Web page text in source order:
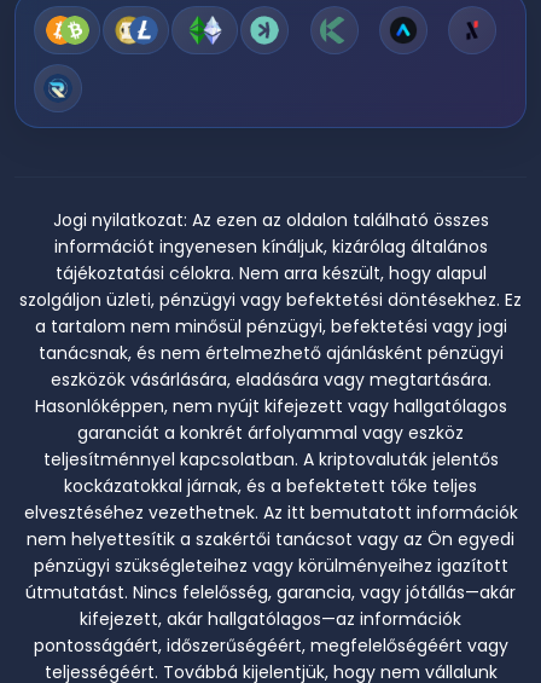
Jogi nyilatkozat: Az ezen az oldalon található összes
információt ingyenesen kínáljuk, kizárólag általános
tájékoztatási célokra. Nem arra készült, hogy alapul
szolgáljon üzleti, pénzügyi vagy befektetési döntésekhez. Ez
a tartalom nem minősül pénzügyi, befektetési vagy jogi
tanácsnak, és nem értelmezhető ajánlásként pénzügyi
eszközök vásárlására, eladására vagy megtartására.
Hasonlóképpen, nem nyújt kifejezett vagy hallgatólagos
garanciát a konkrét árfolyammal vagy eszköz
teljesítménnyel kapcsolatban. A kriptovaluták jelentős
kockázatokkal járnak, és a befektetett tőke teljes
elvesztéséhez vezethetnek. Az itt bemutatott információk
nem helyettesítik a szakértői tanácsot vagy az Ön egyedi
pénzügyi szükségleteihez vagy körülményeihez igazított
útmutatást. Nincs felelősség, garancia, vagy jótállás—akár
kifejezett, akár hallgatólagos—az információk
pontosságáért, időszerűségéért, megfelelőségéért vagy
teljességéért. Továbbá kijelentjük, hogy nem vállalunk